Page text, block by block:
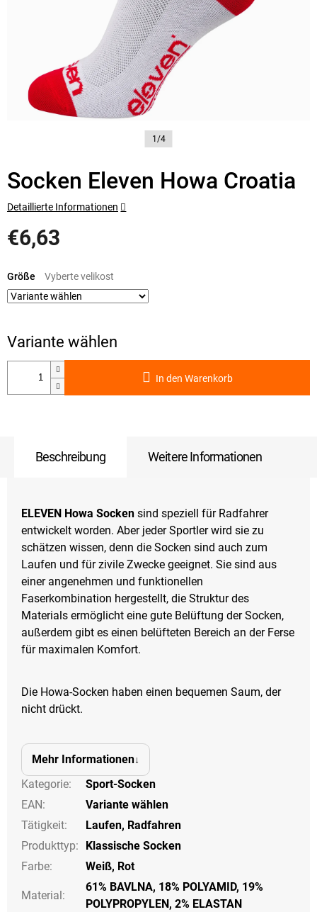
1/4
Socken Eleven Howa Croatia
€6,63
Größe
In den Warenkorb
Detaillierte Informationen
Beschreibung Weitere Informationen
ELEVEN Howa Socken sind speziell für Radfahrer
entwickelt worden. Aber jeder Sportler wird sie zu
schätzen wissen, denn die Socken sind auch zum
Laufen und für zivile Zwecke geeignet. Sie sind aus
einer angenehmen und funktionellen
Faserkombination hergestellt, die Struktur des
Materials ermöglicht eine gute Belüftung der Socken,
außerdem gibt es einen belüfteten Bereich an der Ferse
für maximalen Komfort.
Die Howa-Socken haben einen bequemen Saum, der
nicht drückt.
Mehr Informationen
Kategorie:
Sport-Socken
EAN:
Variante wählen
Tätigkeit: Laufen, Radfahren
Produkttyp:
Klassische Socken
Farbe: Weiß, Rot
Material:
61% BAVLNA, 18% POLYAMID, 19%
POLYPROPYLEN, 2% ELASTAN